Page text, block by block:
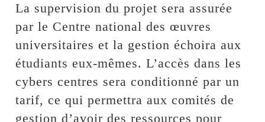
La supervision du projet sera assurée
par le Centre national des œuvres
universitaires et la gestion échoira aux
étudiants eux-mêmes. L’accès dans les
cybers centres sera conditionné par un
tarif, ce qui permettra aux comités de
gestion d’avoir des ressources pour